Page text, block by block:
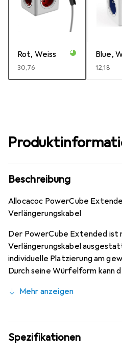
Rot, Weiss
EUR
30,76
Blue,
EUR
12,18
Beschreibung
Allocacoc PowerCube
Verlängerungskabel
Der PowerCube Extended ist
Verlängerungskabel
individuelle Platzierung am
Durch seine Würfelform kann
Steckerleiste bekannte
Mehr anzeigen
Spezifikationen